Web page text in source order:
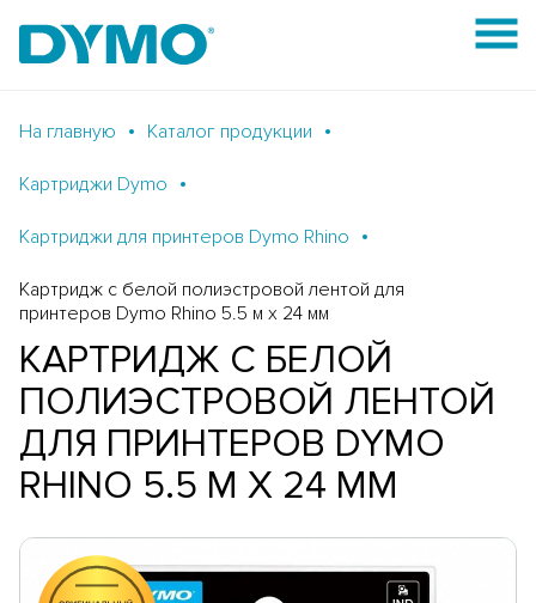
На главную Каталог продукции
Картриджи Dymo
Картриджи для принтеров Dymo Rhino
Картридж c белой полиэстровой лентой для
принтеров Dymo Rhino 5.5 м x 24 мм
КАРТРИДЖ C БЕЛОЙ
ПОЛИЭСТРОВОЙ ЛЕНТОЙ
ДЛЯ ПРИНТЕРОВ DYMO
RHINO 5.5 М X 24 ММ